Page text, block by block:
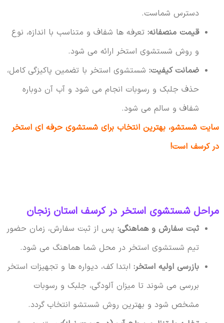
دسترس شماست.
قیمت منصفانه:تعرفه ها شفاف و متناسب با اندازه، نوع
و روش شستشوی استخر ارائه می شود.
ضمانت کیفیت:شستشوی استخر با تضمین پاکیزگی کامل،
حذف جلبک و رسوبات انجام می شود و آب آن دوباره
شفاف و سالم می شود.
سایت شستشو، بهترین انتخاب برای شستشوی حرفه ای استخر
در کرسف است!
مراحل شستشوی استخر در کرسف استان زنجان
ثبت سفارش و هماهنگی:پس از ثبت سفارش، زمان حضور
تیم شستشوی استخر در محل شما هماهنگ می شود.
بازرسی اولیه استخر:ابتدا کف، دیواره ها و تجهیزات استخر
بررسی می شوند تا میزان آلودگی، جلبک و رسوبات
مشخص شود و بهترین روش شستشو انتخاب گردد.